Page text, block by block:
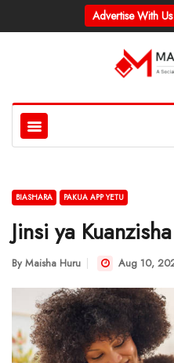
Advertise With Us
BIASHARA PAKUA APP YETU
Jinsi ya
By Maisha Huru Aug 10,